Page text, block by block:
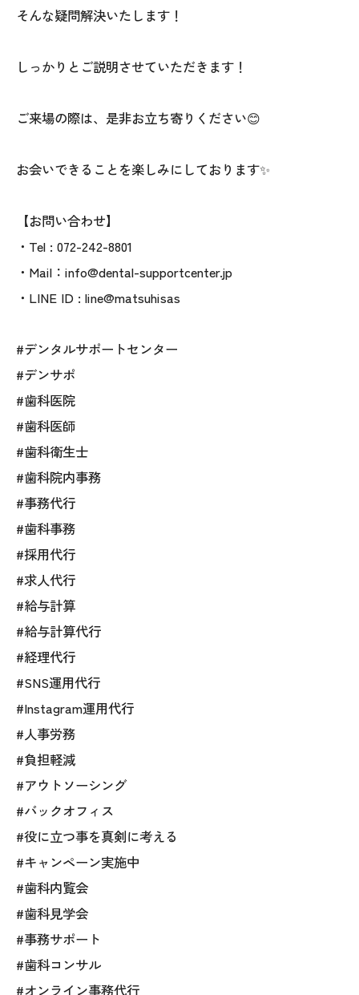
そんな疑問解決いたします！
しっかりとご説明させていただきます！
ご来場の際は、是非お立ち寄りください😊
お会いできることを楽しみにしております✨
【お問い合わせ】
・Tel : 072-242-8801
・Mail：info@dental-supportcenter.jp
・LINE ID : line@matsuhisas
#デンタルサポートセンター
#デンサポ
#歯科医院
#歯科医師
#歯科衛生士
#歯科院内事務
#事務代行
#歯科事務
#採用代行
#求人代行
#給与計算
#給与計算代行
#経理代行
#SNS運用代行
#Instagram運用代行
#人事労務
#負担軽減
#アウトソーシング
#バックオフィス
#役に立つ事を真剣に考える
#キャンペーン実施中
#歯科内覧会
#歯科見学会
#事務サポート
#歯科コンサル
#オンライン事務代行